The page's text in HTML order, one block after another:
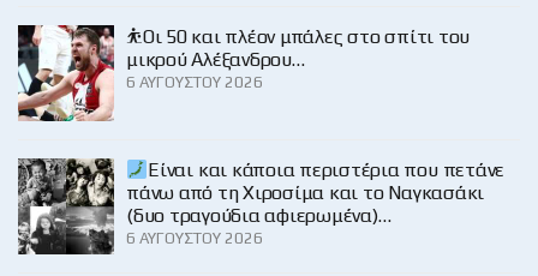
⛹️Οι 50 και πλέον μπάλες στο σπίτι του
μικρού Αλέξανδρου…
6 ΑΥΓΟΎΣΤΟΥ 2026
Είναι και κάποια περιστέρια που πετάνε
πάνω από τη Χιροσίμα και το Ναγκασάκι
(δυο τραγούδια αφιερωμένα)…
6 ΑΥΓΟΎΣΤΟΥ 2026